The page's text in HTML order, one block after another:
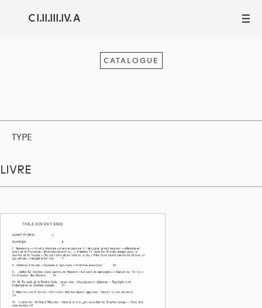
C I.II.III.IV. A III
CATALOGUE
TYPE
LIVRE